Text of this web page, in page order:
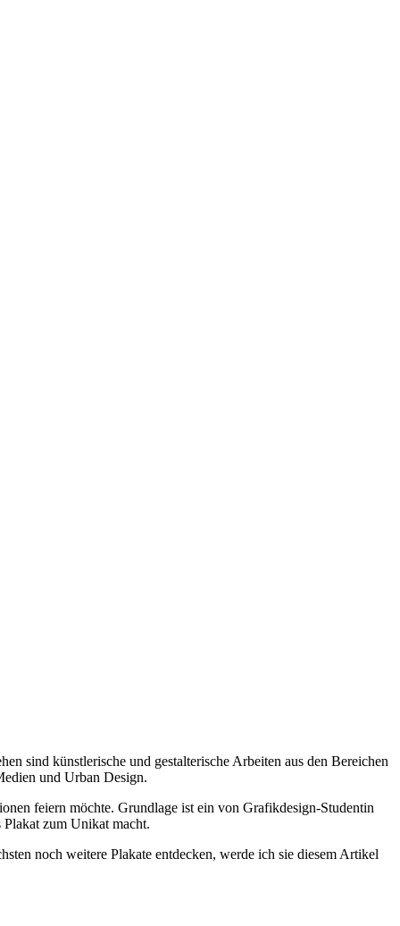
sind künstlerische und gestalterische Arbeiten aus den Bereichen
und Urban Design.
feiern möchte. Grundlage ist ein von Grafikdesign-Studentin
zum Unikat macht.
noch weitere Plakate entdecken, werde ich sie diesem Artikel